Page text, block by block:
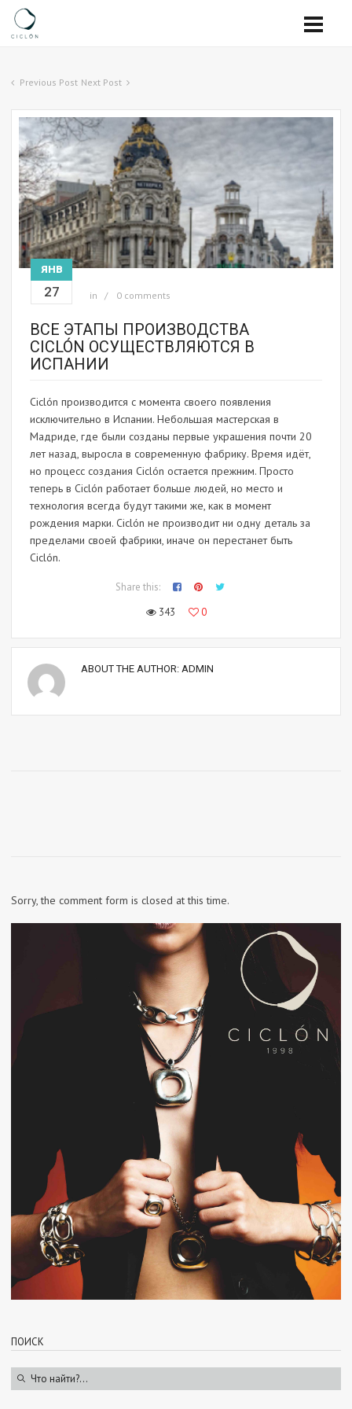
Previous Post Next Post
ЯНВ
27 in 0 comments
ВСЕ ЭТАПЫ ПРОИЗВОДСТВА
CICLÓN ОСУЩЕСТВЛЯЮТСЯ В
ИСПАНИИ
Ciclón производится с момента своего появления
исключительно в Испании. Небольшая мастерская в
Мадриде, где были созданы первые украшения почти 20
лет назад, выросла в современную фабрику. Время идёт,
но процесс создания Ciclón остается прежним. Просто
теперь в Ciclón работает больше людей, но место и
технология всегда будут такими же, как в момент
рождения марки. Ciclón не производит ни одну деталь за
пределами своей фабрики, иначе он перестанет быть
Ciclón.
Share this:
343
0
ABOUT THE AUTHOR: ADMIN
Sorry, the comment form is closed at this time.
ПОИСК